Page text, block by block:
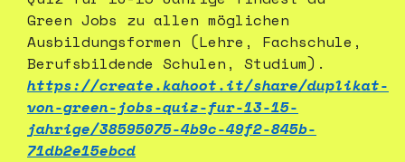
Green Jobs zu allen möglichen
Ausbildungsformen (Lehre, Fachschule,
Berufsbildende Schulen, Studium).
https://create.kahoot.it/share/duplikat-
von-green-jobs-quiz-fur-13-15-
jahrige/38595075-4b9c-49f2-845b-
71db2e15ebcd